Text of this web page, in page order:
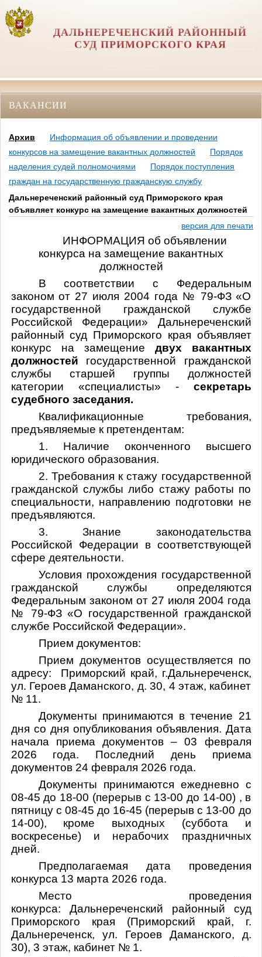
ДАЛЬНЕРЕЧЕНСКИЙ РАЙОННЫЙ
СУД ПРИМОРСКОГО КРАЯ
ВАКАНСИИ
Архив
Информация об объявлении и проведении
конкурсов на замещение вакантных должностей
Порядок
наделения судей полномочиями
Порядок поступления
граждан на государственную гражданскую службу
Дальнереченский районный суд Приморского края
объявляет конкурс на замещение вакантных должностей
версия для печати
ИНФОРМАЦИЯ об объявлении
конкурса на замещение вакантных
должностей
В соответствии с Федеральным
законом от 27 июля 2004 года № 79-ФЗ «О
государственной гражданской службе
Российской Федерации» Дальнереченский
районный суд Приморского края объявляет
конкурс на замещение двух вакантных
должностей государственной гражданской
службы старшей группы должностей
категории «специалисты» - секретарь
судебного заседания.
Квалификационные требования,
предъявляемые к претендентам:
1. Наличие оконченного высшего
юридического образования.
2. Требования к стажу государственной
гражданской службы либо стажу работы по
специальности, направлению подготовки не
предъявляются.
3. Знание законодательства
Российской Федерации в соответствующей
сфере деятельности.
Условия прохождения государственной
гражданской службы определяются
Федеральным законом от 27 июля 2004 года
№ 79-ФЗ «О государственной гражданской
службе Российской Федерации».
Прием документов:
Прием документов осуществляется по
адресу: Приморский край, г.Дальнереченск,
ул. Героев Даманского, д. 30, 4 этаж, кабинет
№ 11.
Документы принимаются в течение 21
дня со дня опубликования объявления. Дата
начала приема документов – 03 февраля
2026 года. Последний день приема
документов 24 февраля 2026 года.
Документы принимаются ежедневно с
08-45 до 18-00 (перерыв с 13-00 до 14-00) , в
пятницу с 08-45 до 16-45 (перерыв с 13-00 до
14-00), кроме выходных (суббота и
воскресенье) и нерабочих праздничных
дней.
Предполагаемая дата проведения
конкурса 13 марта 2026 года.
Место проведения
конкурса: Дальнереченский районный суд
Приморского края (Приморский край, г.
Дальнереченск, ул. Героев Даманского, д.
30), 3 этаж, кабинет № 1.